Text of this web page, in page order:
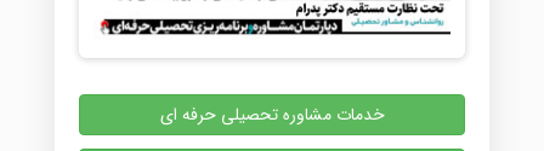
خدمات مشاوره تحصیلی حرفه ای